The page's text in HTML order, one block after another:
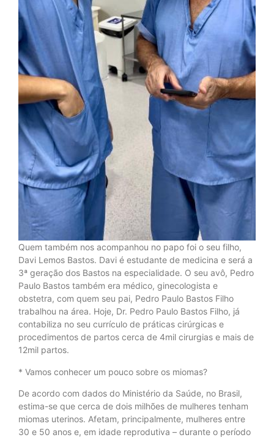
Quem também nos acompanhou no papo foi o seu filho,
Davi Lemos Bastos. Davi é estudante de medicina e será a
3ª geração dos Bastos na especialidade. O seu avô, Pedro
Paulo Bastos também era médico, ginecologista e
obstetra, com quem seu pai, Pedro Paulo Bastos Filho
trabalhou na área. Hoje, Dr. Pedro Paulo Bastos Filho, já
contabiliza no seu currículo de práticas cirúrgicas e
procedimentos de partos cerca de 4mil cirurgias e mais de
12mil partos.
* Vamos conhecer um pouco sobre os miomas?
De acordo com dados do Ministério da Saúde, no Brasil,
estima-se que cerca de dois milhões de mulheres tenham
miomas uterinos. Afetam, principalmente, mulheres entre
30 e 50 anos e, em idade reprodutiva – durante o período